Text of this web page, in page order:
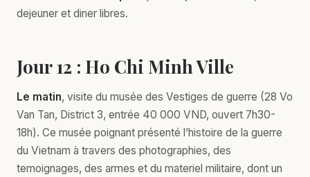
dejeuner et diner libres.
Jour 12 : Ho Chi Minh Ville
Le matin, visite du musée des Vestiges de guerre (28 Vo
Van Tan, District 3, entrée 40 000 VND, ouvert 7h30-
18h). Ce musée poignant présenté l’histoire de la guerre
du Vietnam à travers des photographies, des
temoignages, des armes et du materiel militaire, dont un